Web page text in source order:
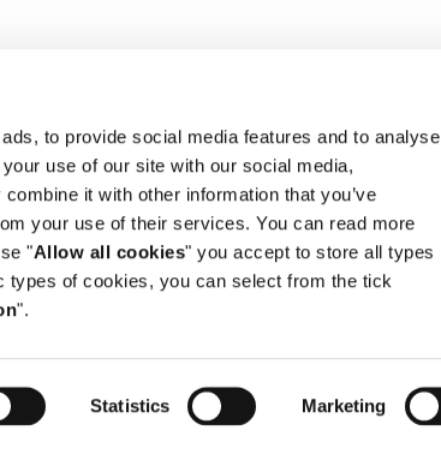
to provide social media features and to analyse
use of our site with our social media,
it with other information that you’ve
your use of their services. You can read more
"Allow all cookies" you accept to store all types
of cookies, you can select from the tick
".
Statistics Marketing
Rhodes, GR-851 00 Greece
Тел: +30 22410 45700
info@elysium.gr